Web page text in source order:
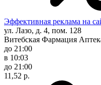
Эффективная реклама на
ул. Лазо, д. 4, пом. 128
Витебская Фармация
до 21:00
в 10:03
до 21:00
11,52 р.